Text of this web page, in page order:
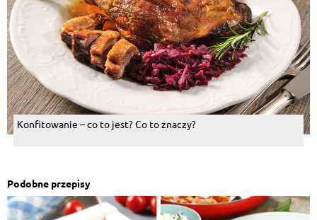
Konfitowanie – co to jest? Co to znaczy?
Podobne przepisy